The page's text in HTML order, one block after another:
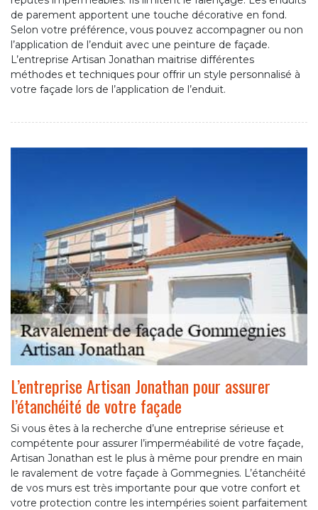
de parement apportent une touche décorative en fond.
Selon votre préférence, vous pouvez accompagner ou non
l’application de l’enduit avec une peinture de façade.
L’entreprise Artisan Jonathan maitrise différentes
méthodes et techniques pour offrir un style personnalisé à
votre façade lors de l’application de l’enduit.
L’entreprise Artisan Jonathan pour assurer
l’étanchéité de votre façade
Si vous êtes à la recherche d’une entreprise sérieuse et
compétente pour assurer l’imperméabilité de votre façade,
Artisan Jonathan est le plus à même pour prendre en main
le ravalement de votre façade à Gommegnies. L’étanchéité
de vos murs est très importante pour que votre confort et
votre protection contre les intempéries soient parfaitement